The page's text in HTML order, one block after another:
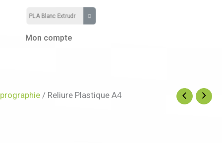
Mon compte
/ Reliure Plastique A4